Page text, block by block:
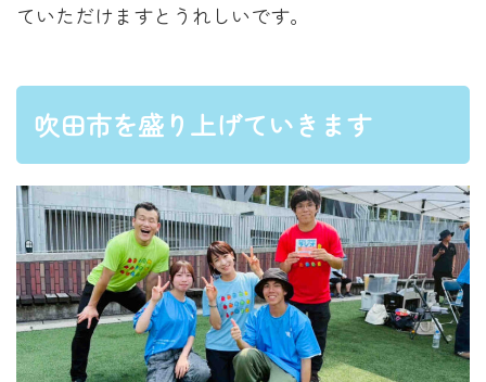
ていただけますとうれしいです。
吹田市を盛り上げていきます